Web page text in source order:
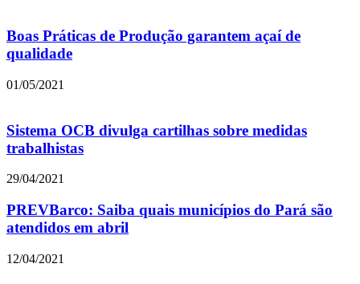
Boas Práticas de Produção garantem açaí de
qualidade
01/05/2021
Sistema OCB divulga cartilhas sobre medidas
trabalhistas
29/04/2021
PREVBarco: Saiba quais municípios do Pará são
atendidos em abril
12/04/2021